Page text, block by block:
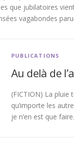
que jubilatoires
vagabondes
PUBLICATIONS
Au delà de
(FICTION) La pluie
qu’importe les
je n’en est que